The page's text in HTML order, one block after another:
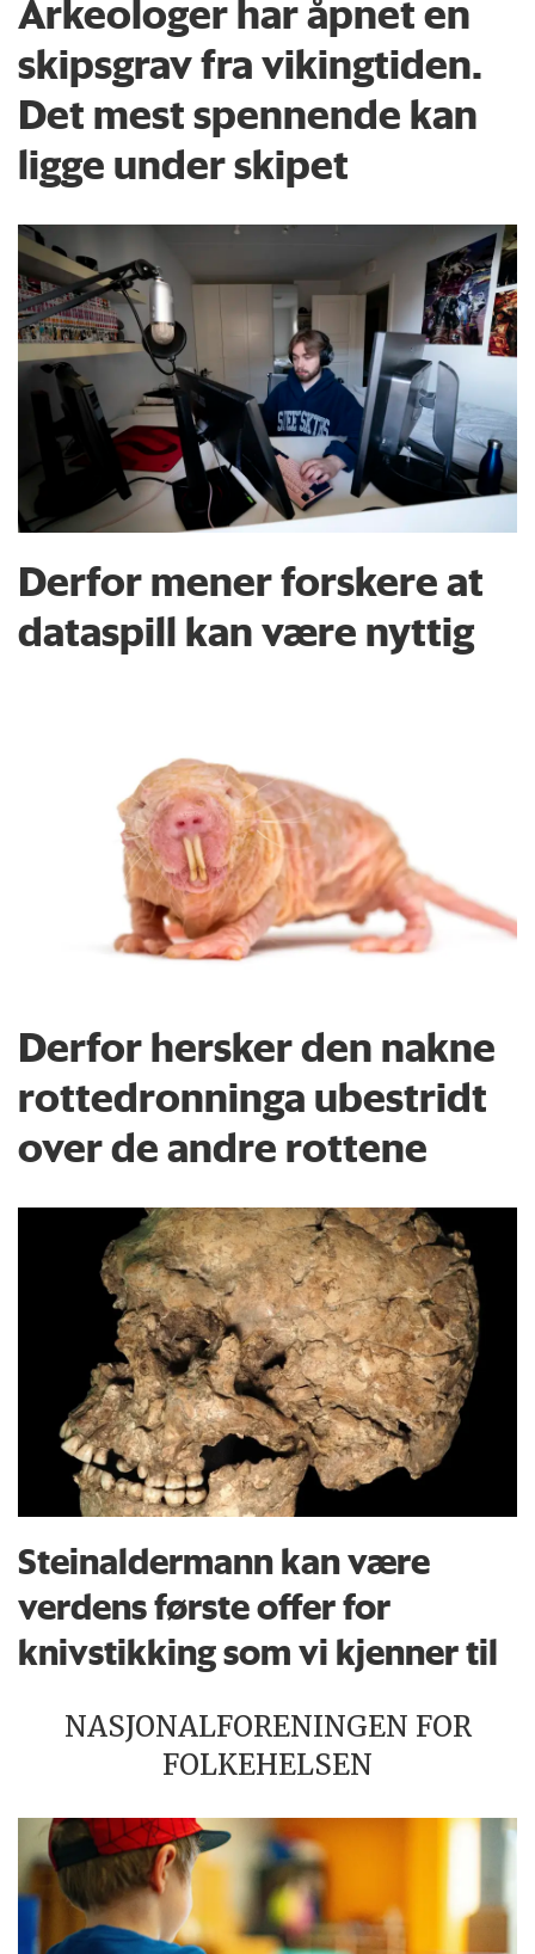
Arkeologer har åpnet en
skipsgrav fra vikingtiden.
Det mest spennende kan
ligge under skipet
Derfor mener forskere at
dataspill kan være nyttig
Derfor hersker den nakne
rottedronninga ubestridt
over de andre rottene
Steinaldermann kan være
verdens første offer for
knivstikking som vi kjenner til
NASJONALFORENINGEN FOR
FOLKEHELSEN